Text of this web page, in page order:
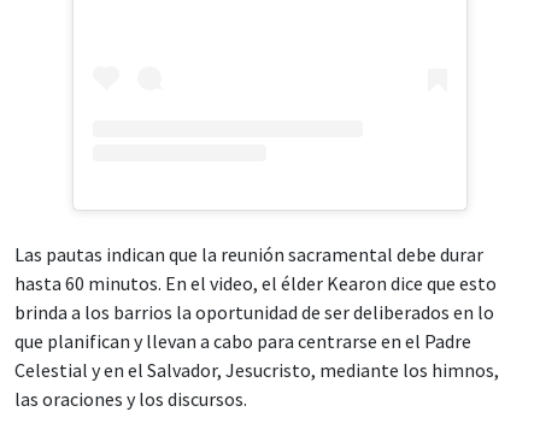
Las pautas indican que la reunión sacramental debe durar
hasta 60 minutos. En el video, el élder Kearon dice que esto
brinda a los barrios la oportunidad de ser deliberados en lo
que planifican y llevan a cabo para centrarse en el Padre
Celestial y en el Salvador, Jesucristo, mediante los himnos,
las oraciones y los discursos.